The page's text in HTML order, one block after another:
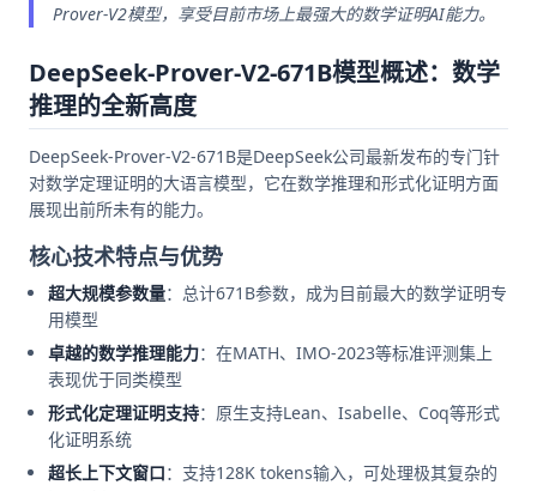
Prover-V2模型，享受目前市场上最强大的数学证明AI能力。
DeepSeek-Prover-V2-671B模型概述：数学
推理的全新高度
DeepSeek-Prover-V2-671B是DeepSeek公司最新发布的专门针
对数学定理证明的大语言模型，它在数学推理和形式化证明方面
展现出前所未有的能力。
核心技术特点与优势
超大规模参数量：总计671B参数，成为目前最大的数学证明专
用模型
卓越的数学推理能力：在MATH、IMO-2023等标准评测集上
表现优于同类模型
形式化定理证明支持：原生支持Lean、Isabelle、Coq等形式
化证明系统
超长上下文窗口：支持128K tokens输入，可处理极其复杂的